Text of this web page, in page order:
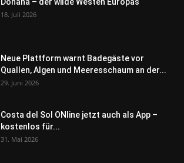
Doñana – der wilde Westen Europas
18. Juli 2026
Neue Plattform warnt Badegäste vor
Quallen, Algen und Meeresschaum an der...
29. Juni 2026
Costa del Sol ONline jetzt auch als App –
kostenlos für...
31. Mai 2026